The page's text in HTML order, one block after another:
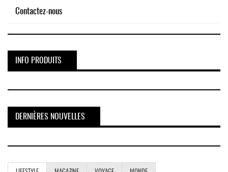
Contactez-nous
INFO PRODUITS
DERNIÈRES NOUVELLES